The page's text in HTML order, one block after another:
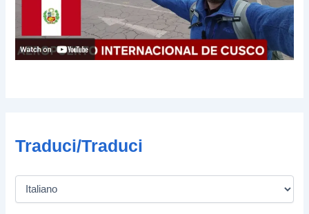
Traduci/Traduci